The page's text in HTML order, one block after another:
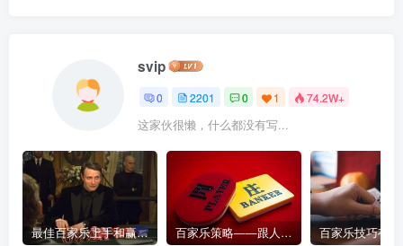
svip
0 2201 0 1 74.2W+
这家伙很懒，什么都没有写...
最佳百家乐上手和赢钱指南 – 终极版 百家乐策略——跟人胜过跟路